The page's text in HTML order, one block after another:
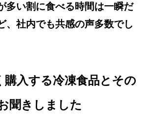
多い割に食べる時間は一瞬だ
、社内でも共感の声多数でし
購入する冷凍食品とその
聞きしました